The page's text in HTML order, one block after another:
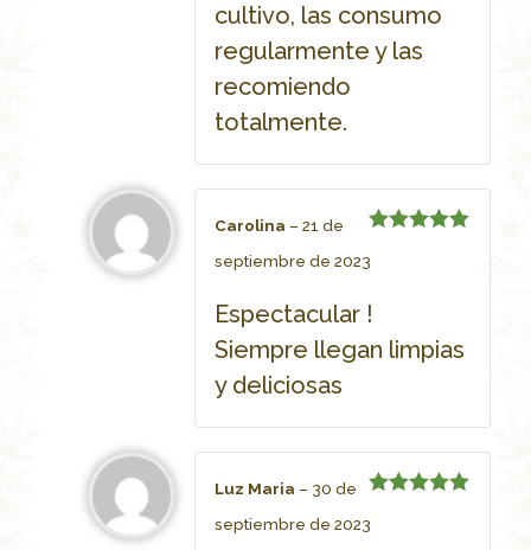
cultivo, las consumo
regularmente y las
recomiendo
totalmente.
out of 5
Carolina – 21 de
septiembre de 2023
Espectacular !
Siempre llegan limpias
y deliciosas
out of 5
Luz Maria – 30 de
septiembre de 2023